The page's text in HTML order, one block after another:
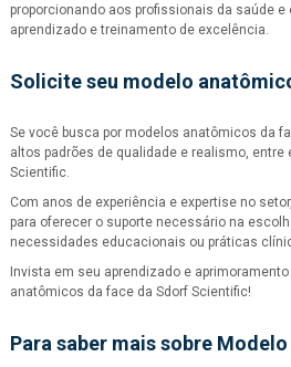
proporcionando aos profissionais da saúde
aprendizado e treinamento de excelência.
Solicite seu modelo
Se você busca por modelos anatômicos da
altos padrões de qualidade e realismo, entre
Scientific.
Com anos de experiência e expertise no
para oferecer o suporte necessário na
necessidades educacionais ou práticas
Invista em seu aprendizado e
anatômicos da face da Sdorf Scientific!
Para saber mais sobre